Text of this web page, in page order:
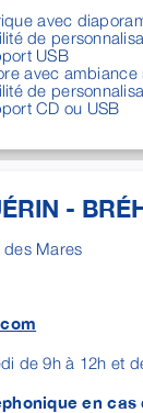
avec
de
USB
avec ambiance
de
CD ou USB
-
Mares
de 9h à 12h et
en cas